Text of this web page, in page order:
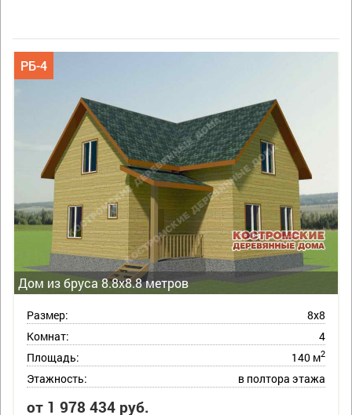
Дом из бруса 8.8х8.8 метров
РБ-4
Размер:
8х8
Комнат:
4
Площадь:
140 м2
Этажность: в полтора этажа
от 1 978 434 руб.